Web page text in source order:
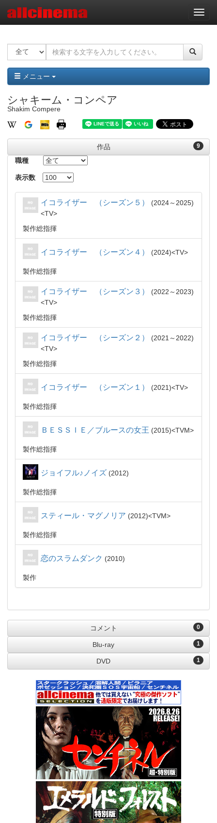
ナ
ビ
ー
ョ
ン
メニュー
シャキーム・コンペア
Shakim Compere
9
作品
職種
表示数
イコライザー （シーズン５）
2024～2025
TV
製作総指揮
イコライザー （シーズン４） 2024 TV
製作総指揮
イコライザー （シーズン３）
2022～2023
TV
製作総指揮
イコライザー （シーズン２）
2021～2022
TV
製作総指揮
イコライザー （シーズン１） 2021 TV
製作総指揮
ＢＥＳＳＩＥ／ブルースの女王 2015 TVM
製作総指揮
ジョイフル♪ノイズ 2012
製作総指揮
スティール・マグノリア 2012 TVM
製作総指揮
恋のスラムダンク 2010
製作
0
コメント
1
Blu-ray
1
DVD